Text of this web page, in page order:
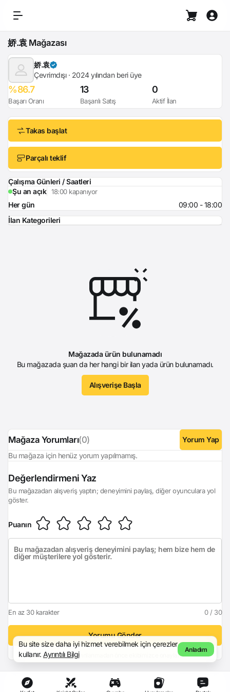
娇.袁 Mağazası
娇.袁
Çevrimdışı · 2024 yılından beri üye
%86.7
Başarı Oranı
13
Başarılı Satış
0
Aktif İlan
Takas başlat
Parçalı teklif
Çalışma Günleri / Saatleri
Şu an açık
18:00 kapanıyor
Her gün
09:00 - 18:00
İlan Kategorileri
Mağazada ürün bulunamadı
Bu mağazada şuan da her hangi bir ilan yada ürün bulunamadı.
Alışverişe Başla
Mağaza Yorumları(0)
Yorum Yap
Bu mağaza için henüz yorum yapılmamış.
Değerlendirmeni Yaz
Bu mağazadan alışveriş yaptın; deneyimini paylaş, diğer oyunculara yol
göster.
Puanın
En az 30 karakter 0 / 30
Yorumu Gönder
Yorumun, yayınlanmadan önce ekibimizce onaylanır.
Bu site size daha iyi hizmet verebilmek için çerezler
kullanır. Ayrıntılı Bilgi
Anladım